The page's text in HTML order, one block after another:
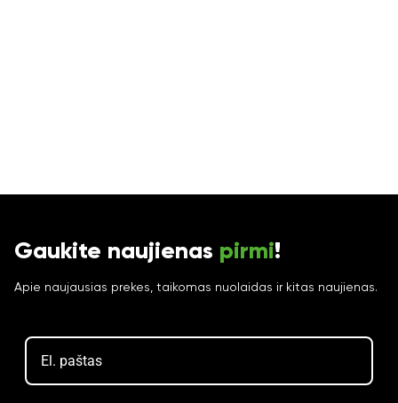
Gaukite naujienas pirmi!
Apie naujausias prekes, taikomas nuolaidas ir kitas naujienas.